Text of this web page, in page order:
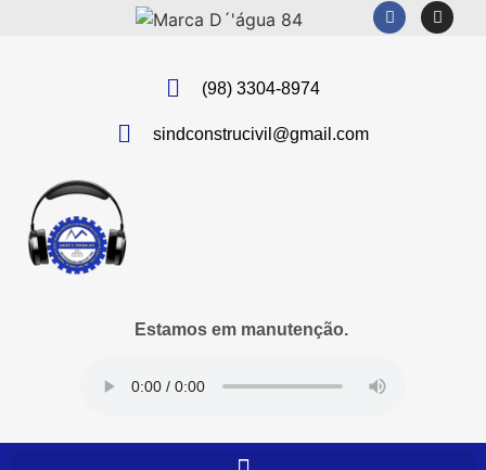
(98) 3304-8974
sindconstrucivil@gmail.com
Estamos em manutenção.